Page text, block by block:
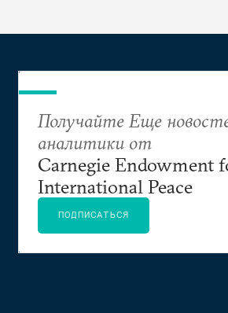
Получайте Еще
аналитики от
Carnegie Endowment
International Peace
ПОДПИСАТЬСЯ